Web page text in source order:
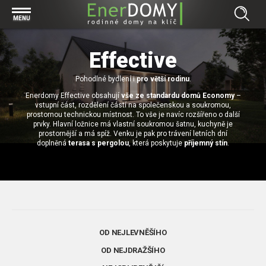
MENU
Prohlížet vše v kategorii Bungalovy
Concept
Exclusive
Effective
Economy
Prohlížet vše v kategorii Projekty
Individuální projekty
Typové řešení
Prohlížet vše v kategorii Technologie
Základová deska
Technologie domu
Zděné domy na klíč
Prohlížet vše v kategorii Kontakt
Pracovní pozice
Prohlížet vše v kategorii Magazín
7 důvodů, proč si zvolit bungalov
Výhody a nevýhody dřevostaveb a zděných domů
Přízemní rodinné domy
RD Zhoř u Jihlavy
Effective
Pohodlné bydlení ipro větší rodinu.
Enerdomy Effective obsahují vše ze standardu domů Economy–
vstupní část, rozdělení částí na společenskou a soukromou,
prostornou technickou místnost. To vše je navíc rozšířeno o další
prvky. Hlavní ložnice má vlastní soukromou šatnu, kuchyně je
prostornější a má spíž. Venku je pak pro trávení letních dní
doplněnáterasa s pergolou, která poskytujepříjemný stín.
OD NEJLEVNĚŠÍHO
OD NEJDRAŽŠÍHO